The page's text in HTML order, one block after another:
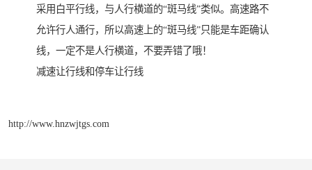
采用白平行线，与人行横道的“斑马线”类似。高速路不
允许行人通行，所以高速上的“斑马线”只能是车距确认
线，一定不是人行横道，不要弄错了哦！
减速让行线和停车让行线
http://www.hnzwjtgs.com